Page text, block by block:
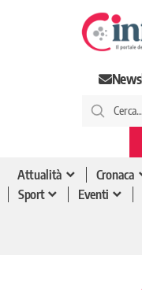
Attualità Cronaca
Sport
Eventi